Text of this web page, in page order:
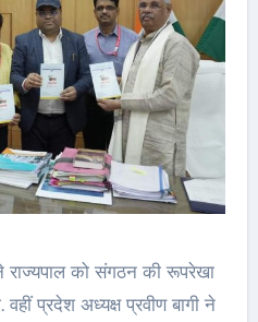
राज्यपाल को संगठन की रूपरेखा
प्रदेश अध्यक्ष प्रवीण बागी ने